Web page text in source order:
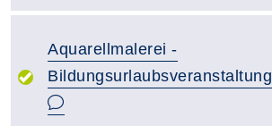
Aquarellmalerei -
Bildungsurlaubsveranstaltung